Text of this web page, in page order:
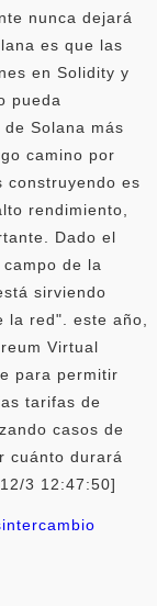
nunca dejará
es que las
en Solidity y
pueda
Solana más
camino por
construyendo es
rendimiento,
Dado el
de la
sirviendo
la red". este año,
Virtual
para permitir
tarifas de
casos de
cuánto durará
3 12:47:50]
intercambio